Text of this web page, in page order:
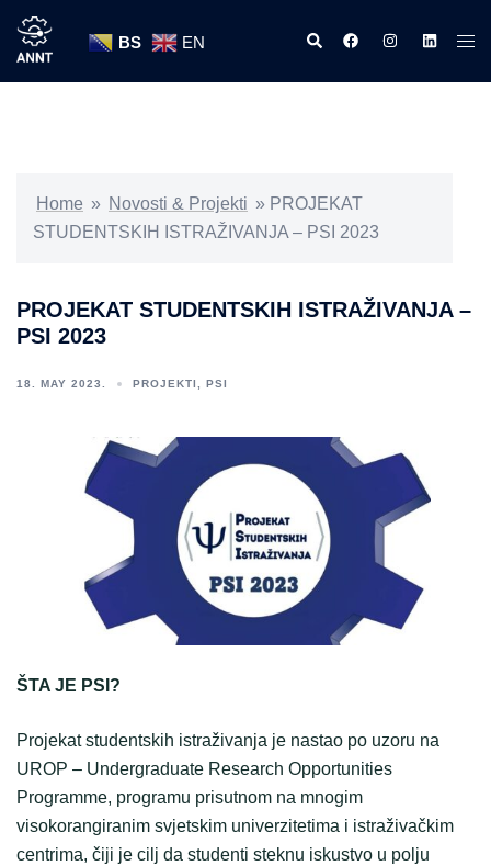
Skip
Searchhttps://https://https://
Home » Novosti & Projekti » PROJEKAT
STUDENTSKIH ISTRAŽIVANJA – PSI 2023
PROJEKAT STUDENTSKIH ISTRAŽIVANJA –
PSI 2023
18. MAY 2023. PROJEKTI PSI
ŠTA JE PSI?
Projekat studentskih istraživanja je nastao po uzoru na
UROP – Undergraduate Research Opportunities
Programme, programu prisutnom na mnogim
visokorangiranim svjetskim univerzitetima i istraživačkim
centrima, čiji je cilj da studenti steknu iskustvo u polju
BS EN